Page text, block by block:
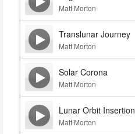
Matt Morton
Translunar Journey
Matt Morton
Solar Corona
Matt Morton
Lunar Orbit Insertion
Matt Morton